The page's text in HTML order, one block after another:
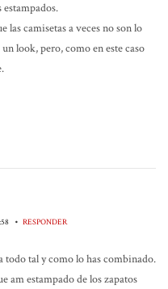
las camisetas a veces no son lo
look, pero, como en este caso
• RESPONDER
todo tal y como lo has combinado.
am estampado de los zapatos